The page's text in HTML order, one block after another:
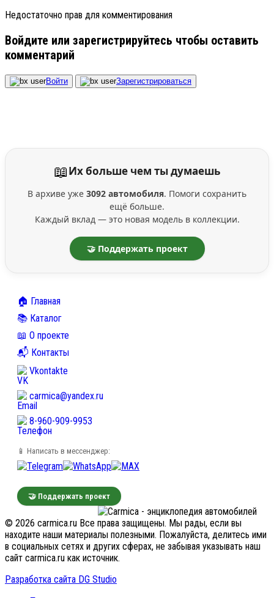
Недостаточно прав для комментирования
Войдите или зарегистрируйтесь чтобы оставить
комментарий
Войти Зарегистрироваться
📖Их больше чем ты думаешь
В архиве уже 3092 автомобиля. Помоги сохранить
ещё больше.
Каждый вклад — это новая модель в коллекции.
🤝 Поддержать проект
🏠 Главная
📚 Каталог
📖 О проекте
📬 Контакты
Vkontakte
carmica@yandex.ru
8-960-909-9953
📱 Написать в мессенджер:
🤝 Поддержать проект
© 2026 carmica.ru Все права защищены. Мы рады, если вы
находите наши материалы полезными. Пожалуйста, делитесь ими
в социальных сетях и других сферах, не забывая указывать наш
сайт carmica.ru как источник.
Разработка сайта DG Studio